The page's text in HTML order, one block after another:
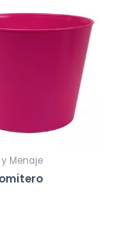
Menaje